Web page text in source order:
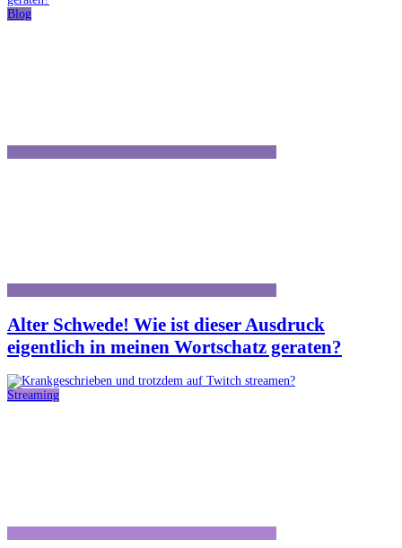
Blog
Alter Schwede! Wie ist dieser Ausdruck
eigentlich in meinen Wortschatz geraten?
Streaming